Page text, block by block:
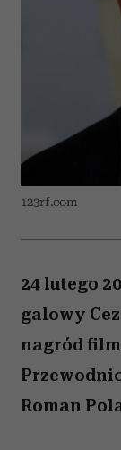
123rf.com
24 lutego
galowy
nagród
Roman